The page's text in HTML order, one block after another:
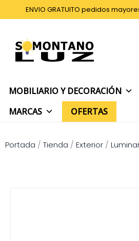
al
ENVIO GRATUITO pedidos
MOBILIARIO Y DECORACIÓN
MARCAS
OFERTAS
Portada / Tienda / Exterior /